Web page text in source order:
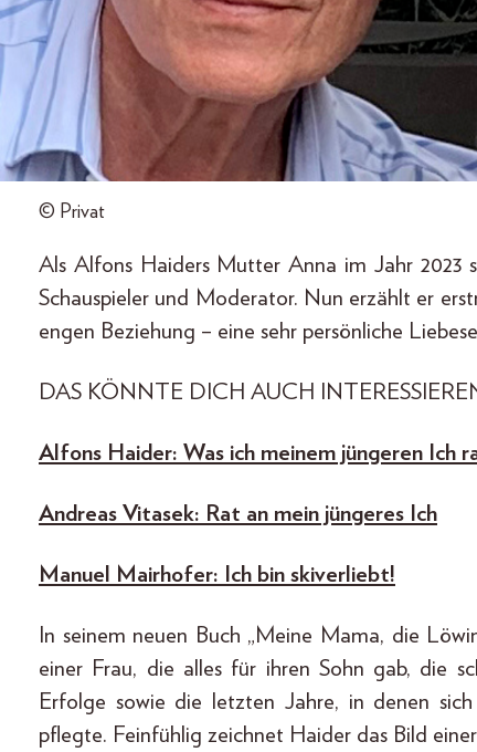
© Privat
Als Alfons Haiders Mutter Anna im Jahr 2023
Schauspieler und Moderator. Nun erzählt er
engen Beziehung – eine sehr persönliche
DAS KÖNNTE DICH AUCH
Alfons Haider: Was ich meinem jüngeren Ich
Andreas Vitasek: Rat an mein jüngeres Ich
Manuel Mairhofer: Ich bin skiverliebt!
In seinem neuen Buch „Meine Mama, die
einer Frau, die alles für ihren Sohn gab, die
Erfolge sowie die letzten Jahre, in denen
pflegte. Feinfühlig zeichnet Haider das Bild